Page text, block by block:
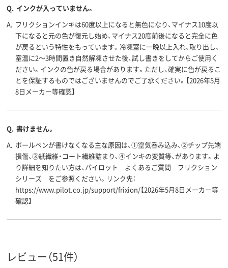
Q. インクが入っていません。
A. フリクションインキは60度以上になると無色になり、マイナス10度以
下になると元の色が復元し始め、マイナス20度前後になると完全に色
が戻るという特性をもっています。冷凍室に一晩以上入れ、取り出し、
室温に2～3時間置き自然解凍させた後、試し書きをしてからご使用く
ださい。インクの色が戻る場合があります。ただし、確実に色が戻るこ
とを保証するものではございませんのでご了承ください。【2026年5月
8日メーカー等確認】
Q. 書けません。
A. ボールペンが書けなくなる主な原因は、①空気呑み込み、②チップ先端
損傷、③紙繊維・コート繊維詰まり、④インキの変質等、があります。よ
り詳細を知りたい方は、パイロット よくあるご質問 フリクション
シリーズ をご参照ください。リンク先：
https://www.pilot.co.jp/support/frixion/【2026年5月8日メーカー等
確認】
レビュー（51件）